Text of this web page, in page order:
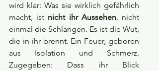
wird klar: Was sie wirklich gefährlich
macht, ist nicht ihr Aussehen, nicht
einmal die Schlangen. Es ist die Wut,
die in ihr brennt. Ein Feuer, geboren
aus Isolation und Schmerz.
Zugegeben: Dass ihr Blick